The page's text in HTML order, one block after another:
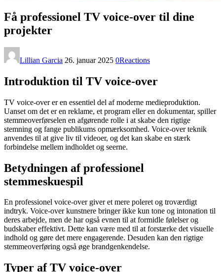
Få professionel TV voice-over til dine
projekter
Lillian Garcia 26. januar 2025 0Reactions
Introduktion til TV voice-over
TV voice-over er en essentiel del af moderne medieproduktion.
Uanset om det er en reklame, et program eller en dokumentar, spiller
stemmeoverførselen en afgørende rolle i at skabe den rigtige
stemning og fange publikums opmærksomhed. Voice-over teknik
anvendes til at give liv til videoer, og det kan skabe en stærk
forbindelse mellem indholdet og seerne.
Betydningen af professionel
stemmeskuespil
En professionel voice-over giver et mere poleret og troværdigt
indtryk. Voice-over kunstnere bringer ikke kun tone og intonation til
deres arbejde, men de har også evnen til at formidle følelser og
budskaber effektivt. Dette kan være med til at forstærke det visuelle
indhold og gøre det mere engagerende. Desuden kan den rigtige
stemmeoverføring også øge brandgenkendelse.
Typer af TV voice-over